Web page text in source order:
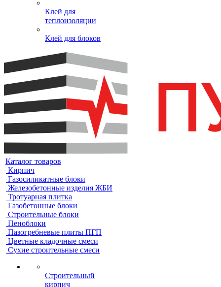
Клей для
теплоизоляции
Клей для блоков
Каталог товаров
Кирпич
Газосиликатные блоки
Железобетонные изделия ЖБИ
Тротуарная плитка
Газобетонные блоки
Строительные блоки
Пеноблоки
Пазогребневые плиты ПГП
Цветные кладочные смеси
Сухие строительные смеси
Строительный
кирпич